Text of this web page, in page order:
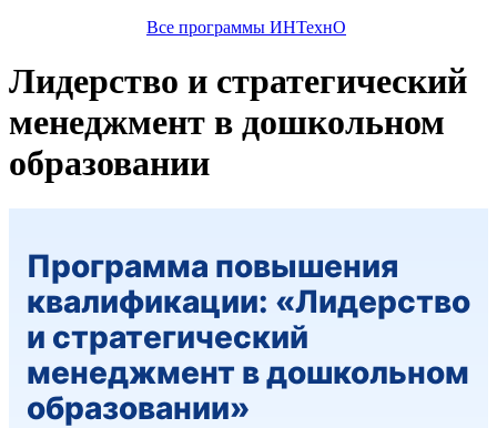
Все программы ИНТехнО
Лидерство и стратегический
менеджмент в дошкольном
образовании
Программа повышения
квалификации: «Лидерство
и стратегический
менеджмент в дошкольном
образовании»